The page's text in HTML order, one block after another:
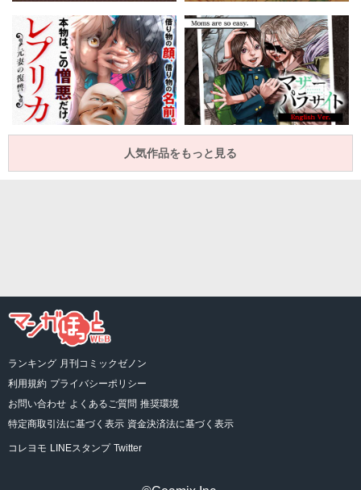
人気作品をもっと見る
ランキング 月刊コミックゼノン
利用規約 プライバシーポリシー
お問い合わせ よくあるご質問 推奨環境
特定商取引法に基づく表示 資金決済法に基づく表示
コレヨモ LINEスタンプ Twitter